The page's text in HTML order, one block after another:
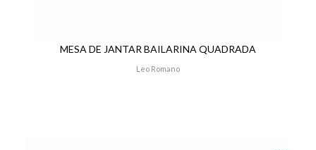
MESA DE JANTAR BAILARINA QUADRADA
Leo Romano